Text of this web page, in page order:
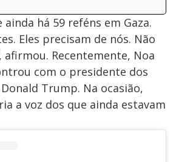
ainda há 59 reféns em Gaza.
Eles precisam de nós. Não
afirmou. Recentemente, Noa
com o presidente dos
Trump. Na ocasião,
a voz dos que ainda estavam